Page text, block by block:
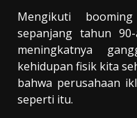
Mengikuti
sepanjang tahun
meningkatnya
kehidupan fisik kita
bahwa perusahaan
seperti itu.